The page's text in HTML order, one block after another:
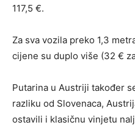
117,5 €.
Za sva vozila preko 1,3
cijene su duplo više (32 €
Putarina u Austriji također
razliku od Slovenaca,
ostavili i klasičnu vinjetu